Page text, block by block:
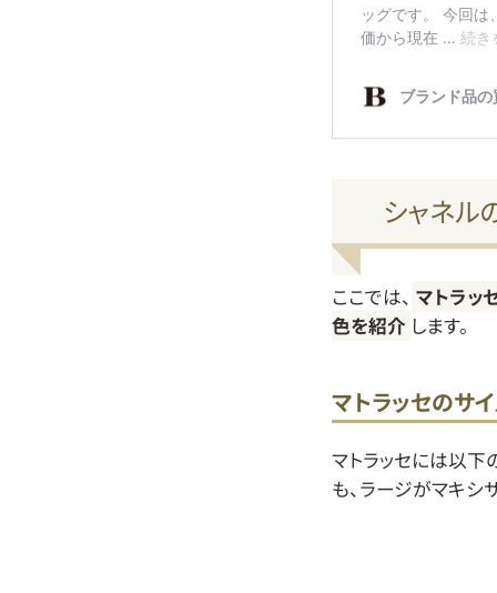
シャネル
ここでは、 マトラッ
色を紹介 します。
マトラッセのサ
マトラッセには以下
も、ラージがマキシ